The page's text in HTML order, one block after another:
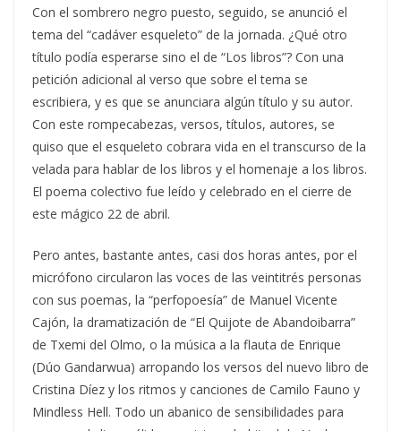
Con el sombrero negro puesto, seguido, se anunció el
tema del “cadáver esqueleto” de la jornada. ¿Qué otro
título podía esperarse sino el de “Los libros”? Con una
petición adicional al verso que sobre el tema se
escribiera, y es que se anunciara algún título y su autor.
Con este rompecabezas, versos, títulos, autores, se
quiso que el esqueleto cobrara vida en el transcurso de la
velada para hablar de los libros y el homenaje a los libros.
El poema colectivo fue leído y celebrado en el cierre de
este mágico 22 de abril.
Pero antes, bastante antes, casi dos horas antes, por el
micrófono circularon las voces de las veintitrés personas
con sus poemas, la “perfopoesía” de Manuel Vicente
Cajón, la dramatización de “El Quijote de Abandoibarra”
de Txemi del Olmo, o la música a la flauta de Enrique
(Dúo Gandarwua) arropando los versos del nuevo libro de
Cristina Díez y los ritmos y canciones de Camilo Fauno y
Mindless Hell. Todo un abanico de sensibilidades para